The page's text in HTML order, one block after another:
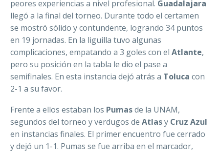
peores experiencias a nivel profesional. Guadalajara
llegó a la final del torneo. Durante todo el certamen
se mostró sólido y contundente, logrando 34 puntos
en 19 jornadas. En la liguilla tuvo algunas
complicaciones, empatando a 3 goles con el Atlante,
pero su posición en la tabla le dio el pase a
semifinales. En esta instancia dejó atrás a Toluca con
2-1 a su favor.
Frente a ellos estaban los Pumasde la UNAM,
segundos del torneo y verdugos de Atlasy Cruz Azul
en instancias finales. El primer encuentro fue cerrado
y dejó un 1-1. Pumas se fue arriba en el marcador,